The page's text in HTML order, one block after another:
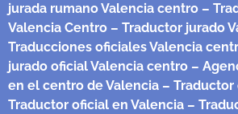
jurada rumano Valencia centro –
Valencia Centro – Traductor jurado
Traducciones oficiales Valencia
jurado oficial Valencia centro –
en el centro de Valencia – Traductor
Traductor oficial en Valencia –